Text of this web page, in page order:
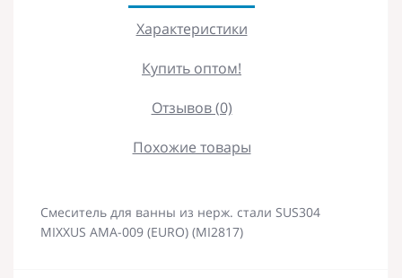
Характеристики
Купить оптом!
Отзывов (0)
Похожие товары
Смеситель для ванны из нерж. стали SUS304
MIXXUS AMA-009 (EURO) (MI2817)